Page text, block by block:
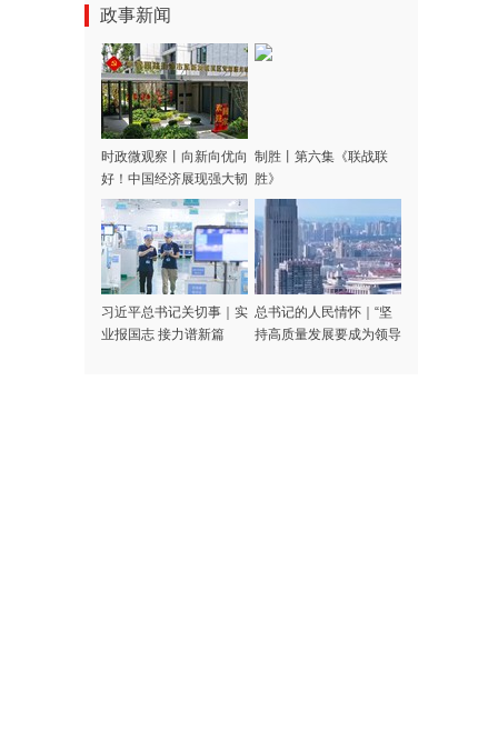
政事新闻
时政微观察丨向新向优向
好！中国经济展现强大韧
性和活力
制胜丨第六集《联战联
胜》
习近平总书记关切事｜实
业报国志 接力谱新篇
总书记的人民情怀｜“坚
持高质量发展要成为领导